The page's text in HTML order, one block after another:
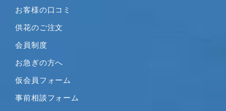
2020年8月
2020年7月
2020年6月
2020年3月
2020年2月
お客様の口コミ
供花のご注文
会員制度
お急ぎの方へ
仮会員フォーム
事前相談フォーム